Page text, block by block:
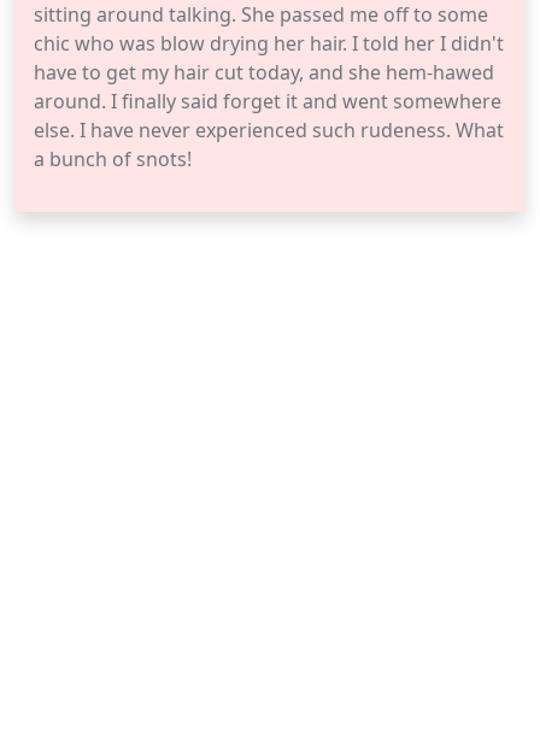
sitting around talking. She passed me off to some
chic who was blow drying her hair. I told her I didn't
have to get my hair cut today, and she hem-hawed
around. I finally said forget it and went somewhere
else. I have never experienced such rudeness. What
a bunch of snots!